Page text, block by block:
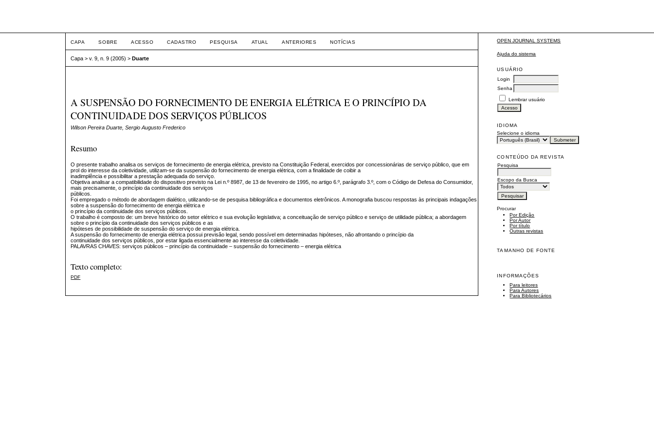
OPEN JOURNAL SYSTEMS
Ajuda do sistema
USUÁRIO
Login
Senha
Lembrar usuário
IDIOMA
Selecione o idioma
CONTEÚDO DA REVISTA
Pesquisa
Escopo da Busca
Procurar
Por Edição
Por Autor
Por título
Outras revistas
TAMANHO DE FONTE
INFORMAÇÕES
Para leitores
Para Autores
Para Bibliotecários
CAPA SOBRE ACESSO CADASTRO PESQUISA ATUAL ANTERIORES NOTÍCIAS
Capa >v. 9, n. 9 (2005) >Duarte
A SUSPENSÃO DO FORNECIMENTO DE ENERGIA ELÉTRICA E O PRINCÍPIO DA
CONTINUIDADE DOS SERVIÇOS PÚBLICOS
Wilson Pereira Duarte, Sergio Augusto Frederico
Resumo
O presente trabalho analisa os serviços de fornecimento de energia elétrica, previsto na Constituição Federal, exercidos por concessionárias de serviço público, que em
prol do interesse da coletividade, utilizam-se da suspensão do fornecimento de energia elétrica, com a finalidade de coibir a
inadimplência e possibilitar a prestação adequada do serviço.
Objetiva analisar a compatibilidade do dispositivo previsto na Lei n.º 8987, de 13 de fevereiro de 1995, no artigo 6.º, parágrafo 3.º, com o Código de Defesa do Consumidor,
mais precisamente, o princípio da continuidade dos serviços
públicos.
Foi empregado o método de abordagem dialético, utilizando-se de pesquisa bibliográfica e documentos eletrônicos. A monografia buscou respostas às principais indagações
sobre a suspensão do fornecimento de energia elétrica e
o princípio da continuidade dos serviços públicos.
O trabalho é composto de: um breve histórico do setor elétrico e sua evolução legislativa; a conceituação de serviço público e serviço de utilidade pública; a abordagem
sobre o princípio da continuidade dos serviços públicos e as
hipóteses de possibilidade de suspensão do serviço de energia elétrica.
A suspensão do fornecimento de energia elétrica possui previsão legal, sendo possível em determinadas hipóteses, não afrontando o princípio da
continuidade dos serviços públicos, por estar ligada essencialmente ao interesse da coletividade.
PALAVRAS CHAVES: serviços públicos – princípio da continuidade – suspensão do fornecimento – energia elétrica
Texto completo:
PDF